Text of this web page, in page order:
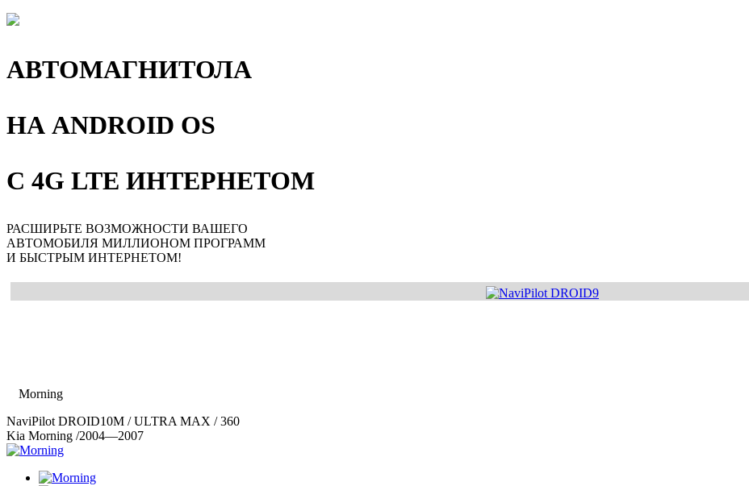
АВТОМАГНИТОЛА
НА ANDROID OS
С 4G LTE ИНТЕРНЕТОМ
РАСШИРЬТЕ ВОЗМОЖНОСТИ ВАШЕГО
АВТОМОБИЛЯ МИЛЛИОНОМ ПРОГРАММ
И БЫСТРЫМ ИНТЕРНЕТОМ!
Morning
NaviPilot DROID10M / ULTRA MAX / 360
Kia Morning /2004—2007